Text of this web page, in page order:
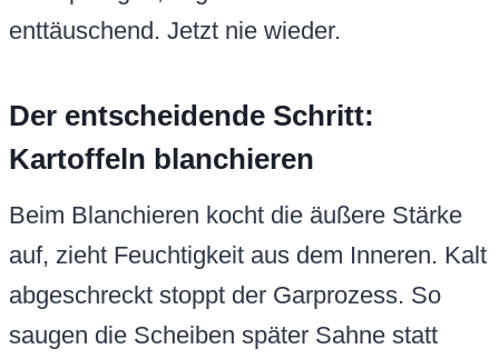
enttäuschend. Jetzt nie wieder.
Der entscheidende Schritt:
Kartoffeln blanchieren
Beim Blanchieren kocht die äußere Stärke
auf, zieht Feuchtigkeit aus dem Inneren. Kalt
abgeschreckt stoppt der Garprozess. So
saugen die Scheiben später Sahne statt